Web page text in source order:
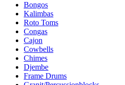
Bongos
Kalimbas
Roto Toms
Congas
Cajon
Cowbells
Chimes
Djembe
Frame Drums